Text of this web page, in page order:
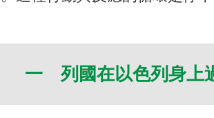
一 列國在以色列身上